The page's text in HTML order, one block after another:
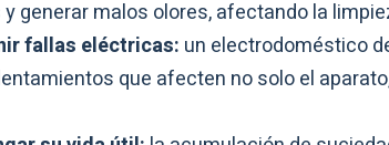
generar malos olores, afectando la
fallas eléctricas: un electrodoméstico
que afecten no solo el